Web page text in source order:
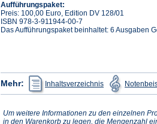
Aufführungspaket:
Preis: 100,00 Euro, Edition DV 128/01
ISBN 978-3-911944-00-7
Das Aufführungspaket beinhaltet: 6 Ausgaben
Mehr: Inhaltsverzeichnis
(Öffnet
in
einem
Tab)
Um weitere Informationen zu den einzelnen
in den Warenkorb zu legen, die Mengenzahl